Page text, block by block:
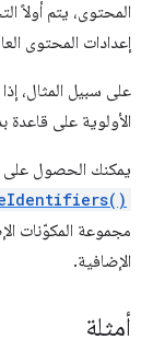
المحتوى، يتم أولاً
إعدادات المحتوى
على سبيل المثال،
الأولوية على
يمكنك الحصول على
الإضافية.
أمثلة